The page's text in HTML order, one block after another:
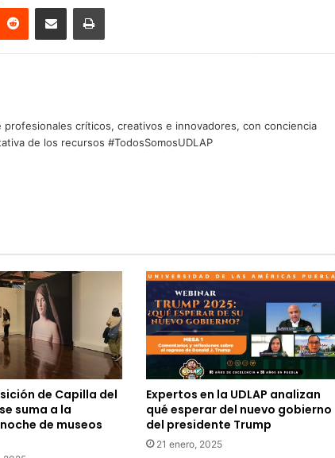
Reddit Share via Email Print
profesionales críticos, creativos e innovadores, con conciencia
de los recursos #TodosSomosUDLAP
de Capilla del
suma a la
de museos
Expertos en la UDLAP analizan
qué esperar del nuevo gobierno
del presidente Trump
21 enero, 2025